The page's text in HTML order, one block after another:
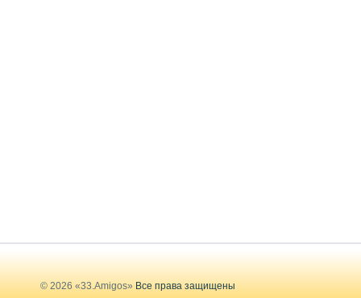
© 2026 «33.Amigos» Все права защищены